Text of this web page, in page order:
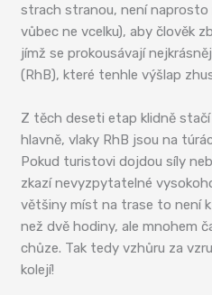
strach stranou, není
vůbec ne vcelku), aby člověk
jímž se prokousávají
(RhB), které tenhle výšlap
Z těch deseti etap klidně
hlavně, vlaky RhB jsou na
Pokud turistovi dojdou síly
zkazí nevyzpytatelné
většiny míst na trase to není
než dvě hodiny, ale mnohem
chůze. Tak tedy vzhůru za
kolejí!